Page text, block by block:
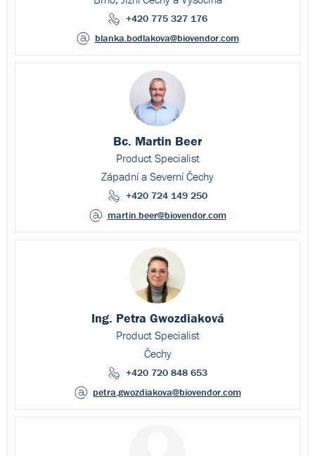
+420 775 327 176
blanka.bodlakova@biovendor.com
Bc. Martin Beer
Product Specialist
Západní a Severní Čechy
+420 724 149 250
martin.beer@biovendor.com
Ing. Petra Gwozdiaková
Product Specialist
Čechy
+420 720 848 653
petra.gwozdiakova@biovendor.com